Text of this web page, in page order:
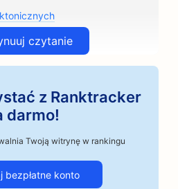
kaucji
czytanie
z Ranktracker
darmo!
Twoją witrynę w rankingu
bezpłatne konto